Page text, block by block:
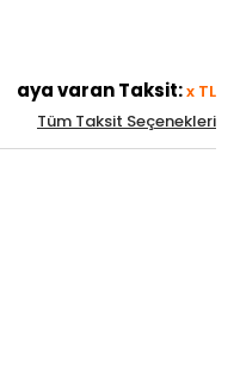
aya varan Taksit:x TL
Tüm Taksit Seçenekleri